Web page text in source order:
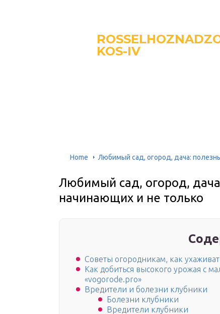
KOS-IV
Home Любимый сад, огород, дача:
Любимый сад, огород,
начинающих и не только
Советы огородникам, как
Как добиться высокого урожая с
«vogorode.pro»
Вредители и болезни клубники
Болезни клубники
Вредители клубники